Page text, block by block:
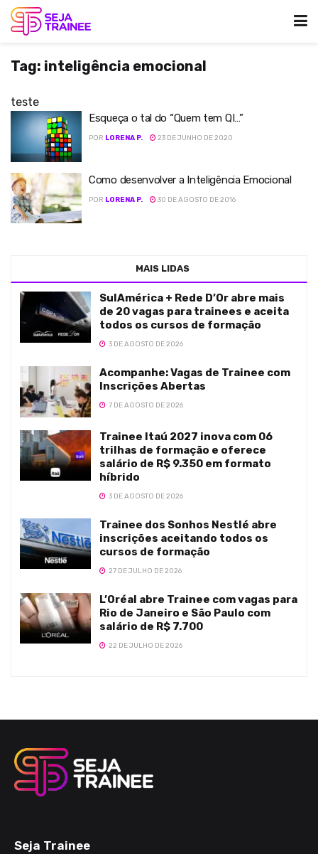
Tag: inteligência emocional
teste
Esqueça o tal do “Quem tem QI…”
POR LORENA P. 23 DE JUNHO DE 2020
Como desenvolver a Inteligência Emocional
POR LORENA P. 30 DE AGOSTO DE 2016
MAIS LIDAS
SulAmérica + Rede D’Or abre mais
de 20 vagas para trainees e aceita
todos os cursos de formação
3 DE AGOSTO DE 2026
Acompanhe: Vagas de Trainee com
Inscrições Abertas
7 DE AGOSTO DE 2026
Trainee Itaú 2027 inova com 06
trilhas de formação e oferece
salário de R$ 9.350 em formato
híbrido
3 DE AGOSTO DE 2026
Trainee dos Sonhos Nestlé abre
inscrições aceitando todos os
cursos de formação
27 DE JULHO DE 2026
L’Oréal abre Trainee com vagas para
Rio de Janeiro e São Paulo com
salário de R$ 7.700
22 DE JULHO DE 2026
Seja Trainee